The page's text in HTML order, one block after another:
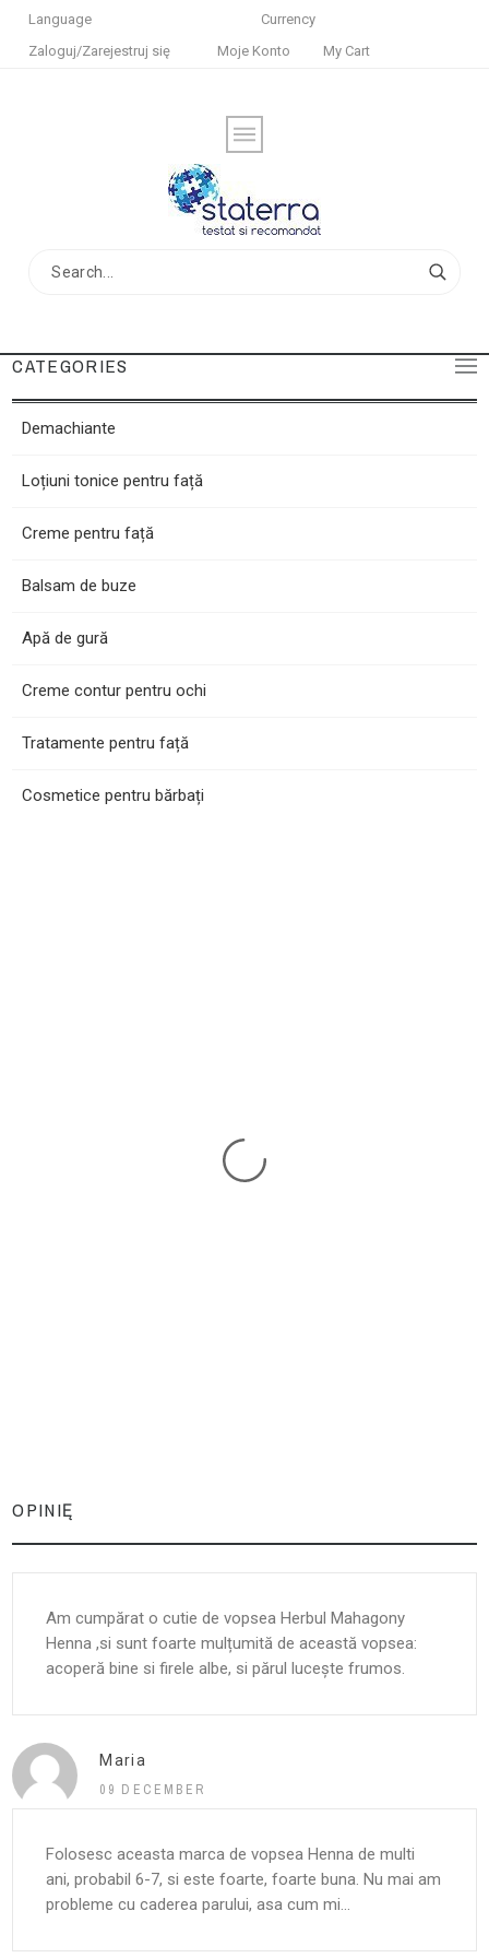
Language
Currency
Zaloguj/Zarejestruj się
Moje Konto My Cart
CATEGORIES
Demachiante
Loțiuni tonice pentru față
Creme pentru față
Balsam de buze
Apă de gură
Creme contur pentru ochi
Tratamente pentru față
Cosmetice pentru bărbați
OPINIĘ
Am cumpărat o cutie de vopsea Herbul Mahagony
Henna ,si sunt foarte mulțumită de această vopsea:
acoperă bine si firele albe, si părul lucește frumos.
Maria
09 DECEMBER
Folosesc aceasta marca de vopsea Henna de multi
ani, probabil 6-7, si este foarte, foarte buna. Nu mai am
probleme cu caderea parului, asa cum mi...